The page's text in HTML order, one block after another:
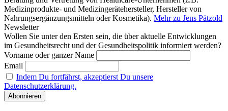
Medizinprodukte- und Medizingerätehersteller, Hersteller von
Nahrungsergänzungsmitteln oder Kosmetika). Mehr zu Jens Pätzold
Newsletter
Wollen Sie unter den Ersten sein, die über aktuelle Entwicklungen
im Gesundheitsrecht und der Gesundheitspolitik informiert werden?
Vorname oder ganzer Name
Email
Indem Du fortfährst, akzeptierst Du unsere
Datenschutzerklärung.